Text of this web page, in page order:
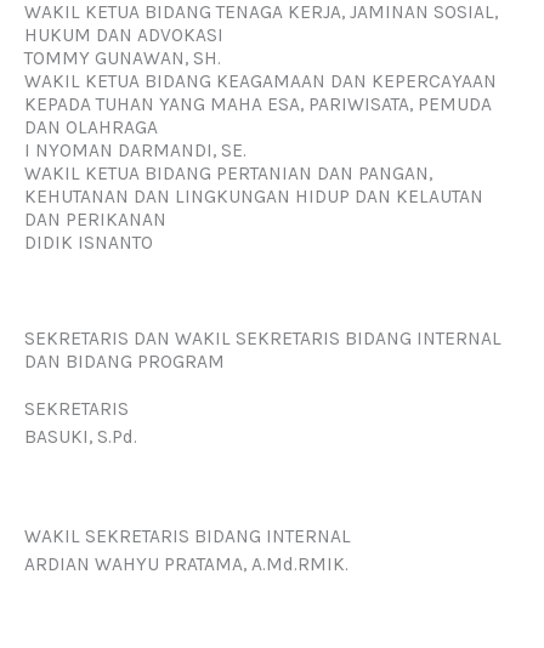
WAKIL KETUA BIDANG TENAGA KERJA, JAMINAN SOSIAL,
HUKUM DAN ADVOKASI
TOMMY GUNAWAN, SH.
WAKIL KETUA BIDANG KEAGAMAAN DAN KEPERCAYAAN
KEPADA TUHAN YANG MAHA ESA, PARIWISATA, PEMUDA
DAN OLAHRAGA
I NYOMAN DARMANDI, SE.
WAKIL KETUA BIDANG PERTANIAN DAN PANGAN,
KEHUTANAN DAN LINGKUNGAN HIDUP DAN KELAUTAN
DAN PERIKANAN
DIDIK ISNANTO
SEKRETARIS DAN WAKIL SEKRETARIS BIDANG INTERNAL
DAN BIDANG PROGRAM
SEKRETARIS
BASUKI, S.Pd.
WAKIL SEKRETARIS BIDANG INTERNAL
ARDIAN WAHYU PRATAMA, A.Md.RMIK.